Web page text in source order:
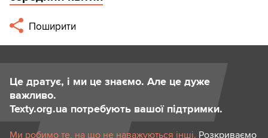
Поширити
Це дратує, і ми це знаємо. Але це дуже
важливо.
Texty.org.ua потребують вашої підтримки.
Ми робимо те, на що не наважуються інші. Розкриваємо